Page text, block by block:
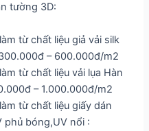
tường 3D:
từ chất liệu giả vải silk
– 600.000đ/m2
từ chất liệu vải lụa Hàn
– 1.000.000đ/m2
từ chất liệu giấy dán
phủ bóng,UV nổi :